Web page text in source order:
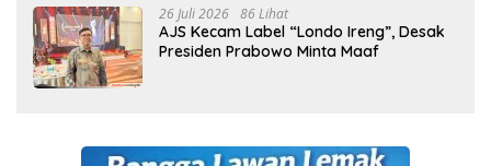
26 Juli 2026 86 Lihat
AJS Kecam Label “Londo Ireng”, Desak
Presiden Prabowo Minta Maaf